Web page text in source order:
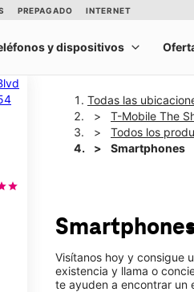
Todas las
T-Mobile The
Todos los
Smartphones
Visítanos hoy y consigue
existencia y llama o
te ayuden a encontrar un